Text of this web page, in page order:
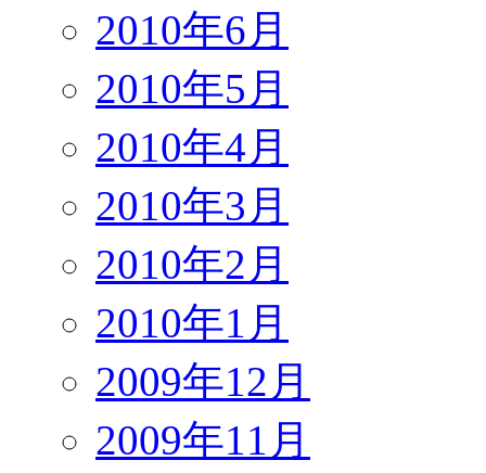
2010年6月
2010年5月
2010年4月
2010年3月
2010年2月
2010年1月
2009年12月
2009年11月